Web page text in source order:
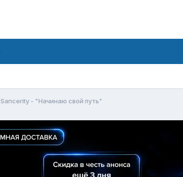
Sancerity - "Начинаю свой путь"